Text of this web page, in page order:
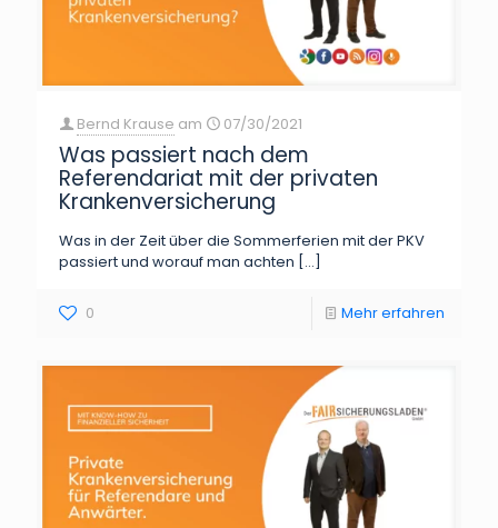
Bernd Krause am 07/30/2021
Was passiert nach dem
Referendariat mit der privaten
Krankenversicherung
Was in der Zeit über die Sommerferien mit der PKV
passiert und worauf man achten […]
0 Mehr erfahren